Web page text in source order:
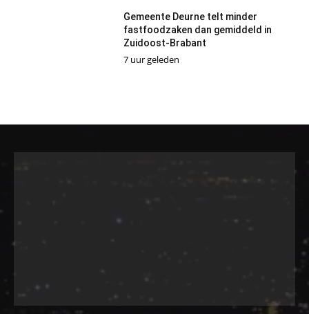
Gemeente Deurne telt minder
fastfoodzaken dan gemiddeld in
Zuidoost-Brabant
7 uur geleden